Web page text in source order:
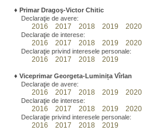
♦ Primar Dragoş-Victor Chitic
Declaraţie de avere:
2016 2017 2018 2019 2020
Declaraţie de interese:
2016 2017 2018 2019 2020
Declaraţie privind interesele personale:
2016 2017 2018 2019
♦ Viceprimar Georgeta-Luminița Vîrlan
Declaraţie de avere:
2016 2017 2018 2019 2020
Declaraţie de interese:
2016 2017 2018 2019 2020
Declaraţie privind interesele personale:
2016 2017 2018 2019